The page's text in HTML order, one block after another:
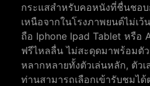
กระแสสำหรับคอหนังที่ชื่นชอ
เหนือจากในโรงภาพยนต์ไม่เ
ถือ Iphone Ipad Tablet หรือ
ฟรีไหลลื่น ไม่สะดุดมาพร้อมตั
หลากหลายทั้งตัวเล่นหลัก, ตัวเ
ท่านสามารถเลือกเข้ารับชมไ